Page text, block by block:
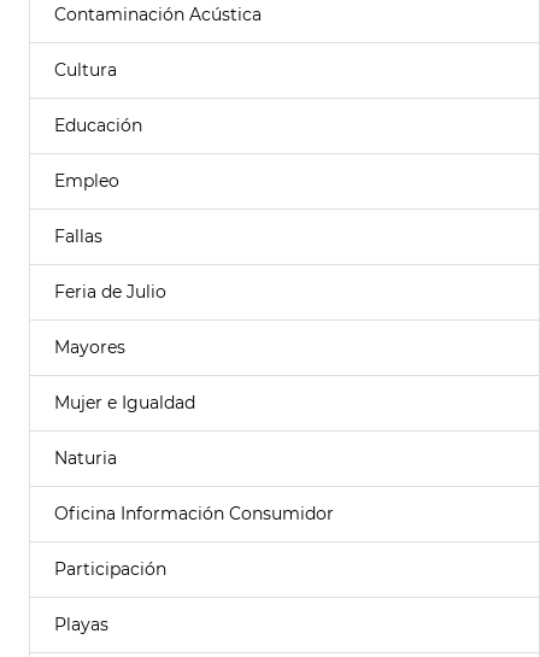
Contaminación Acústica
Cultura
Educación
Empleo
Fallas
Feria de Julio
Mayores
Mujer e Igualdad
Naturia
Oficina Información Consumidor
Participación
Playas